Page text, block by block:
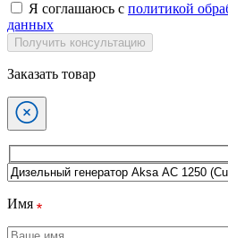
Я соглашаюсь с политикой
данных
Получить консультацию
Заказать товар
Имя